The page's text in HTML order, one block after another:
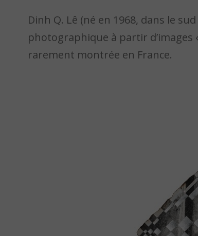
Dinh Q. Lê (né en 1968, dans le
photographique à partir d’images
rarement montrée en France.